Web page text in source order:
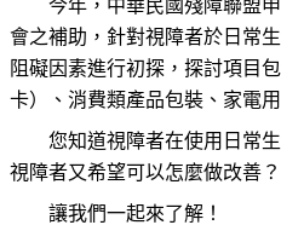
今年，中華民國殘障聯盟
會之補助，針對視障者於日常
阻礙因素進行初探，探討項目
卡）、消費類產品包裝、家電
您知道視障者在使用日常
視障者又希望可以怎麼做改善？
讓我們一起來了解！